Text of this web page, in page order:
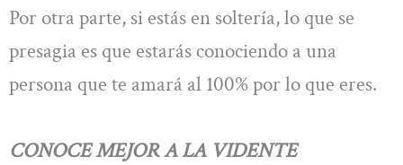
Por otra parte, si estás en soltería, lo que se
presagia es que estarás conociendo a una
persona que te amará al 100% por lo que eres.
CONOCE MEJOR A LA VIDENTE